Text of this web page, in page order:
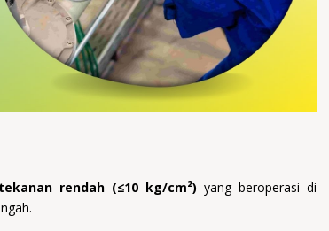
rendah (≤10 kg/cm²) yang beroperasi di